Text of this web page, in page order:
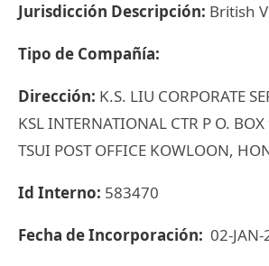
Jurisdicción Descripción: British
Tipo de Compañía:
Dirección: K.S. LIU CORPORATE
KSL INTERNATIONAL CTR P O.
TSUI POST OFFICE KOWLOON,
Id Interno: 583470
Fecha de Incorporación: 02-